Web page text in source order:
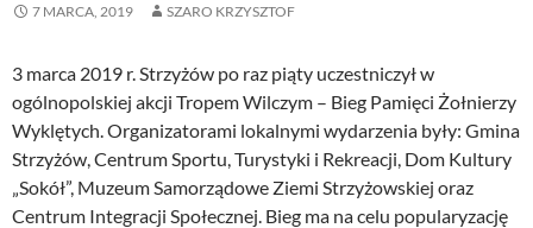
7 MARCA, 2019 SZARO KRZYSZTOF
3 marca 2019 r. Strzyżów po raz piąty uczestniczył w
ogólnopolskiej akcji Tropem Wilczym – Bieg Pamięci Żołnierzy
Wyklętych. Organizatorami lokalnymi wydarzenia były: Gmina
Strzyżów, Centrum Sportu, Turystyki i Rekreacji, Dom Kultury
„Sokół”, Muzeum Samorządowe Ziemi Strzyżowskiej oraz
Centrum Integracji Społecznej. Bieg ma na celu popularyzację